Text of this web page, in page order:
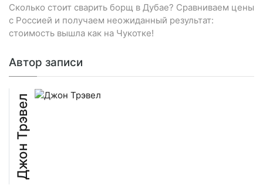
Сколько стоит сварить борщ в Дубае? Сравниваем цены
с Россией и получаем неожиданный результат:
стоимость вышла как на Чукотке!
Автор записи
Джон Трэвел